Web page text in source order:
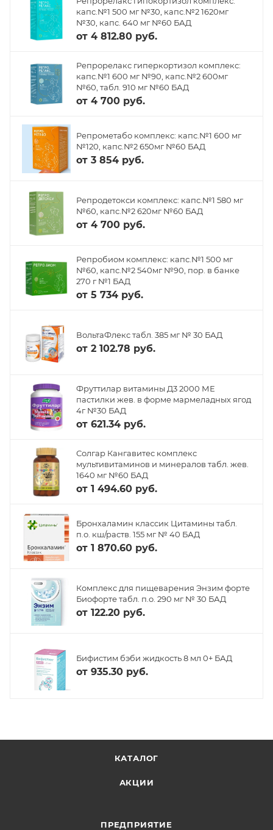
капс.№1 500 мг №30, капс.№2 1620мг
№30, капс. 640 мг №60 БАД
от 4 812.80 руб.
Репрорелакс гиперкортизол комплекс:
капс.№1 600 мг №90, капс.№2 600мг
№60, табл. 910 мг №60 БАД
от 4 700 руб.
Репрометабо комплекс: капс.№1 600 мг
№120, капс.№2 650мг №60 БАД
от 3 854 руб.
Репродетокси комплекс: капс.№1 580 мг
№60, капс.№2 620мг №60 БАД
от 4 700 руб.
Репробиом комплекс: капс.№1 500 мг
№60, капс.№2 540мг №90, пор. в банке
270 г №1 БАД
от 5 734 руб.
ВольтаФлекс табл. 385 мг № 30 БАД
от 2 102.78 руб.
Фруттилар витамины Д3 2000 МЕ
пастилки жев. в форме мармеладных ягод
4г №30 БАД
от 621.34 руб.
Солгар Кангавитес комплекс
мультивитаминов и минералов табл. жев.
1640 мг №60 БАД
от 1 494.60 руб.
Бронхаламин классик Цитамины табл.
п.о. кш/раств. 155 мг № 40 БАД
от 1 870.60 руб.
Комплекс для пищеварения Энзим форте
Биофорте табл. п.о. 290 мг № 30 БАД
от 122.20 руб.
Бифистим бэби жидкость 8 мл 0+ БАД
от 935.30 руб.
КАТАЛОГ
АКЦИИ
ПРЕДПРИЯТИЕ